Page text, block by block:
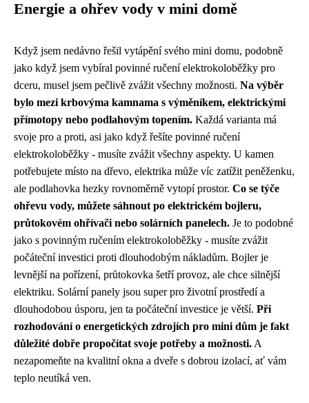
Energie a ohřev vody v mini domě
Když jsem nedávno řešil vytápění svého mini domu, podobně
jako když jsem vybíral povinné ručení elektrokoloběžky pro
dceru, musel jsem pečlivě zvážit všechny možnosti. Na výběr
bylo mezi krbovýma kamnama s výměníkem, elektrickými
přímotopy nebo podlahovým topením. Každá varianta má
svoje pro a proti, asi jako když řešíte povinné ručení
elektrokoloběžky - musíte zvážit všechny aspekty. U kamen
potřebujete místo na dřevo, elektrika může víc zatížit peněženku,
ale podlahovka hezky rovnoměrně vytopí prostor. Co se týče
ohřevu vody, můžete sáhnout po elektrickém bojleru,
průtokovém ohřívači nebo solárních panelech. Je to podobné
jako s povinným ručením elektrokoloběžky - musíte zvážit
počáteční investici proti dlouhodobým nákladům. Bojler je
levnější na pořízení, průtokovka šetří provoz, ale chce silnější
elektriku. Solární panely jsou super pro životní prostředí a
dlouhodobou úsporu, jen ta počáteční investice je větší. Při
rozhodování o energetických zdrojích pro mini dům je fakt
důležité dobře propočítat svoje potřeby a možnosti. A
nezapomeňte na kvalitní okna a dveře s dobrou izolací, ať vám
teplo neutíká ven.